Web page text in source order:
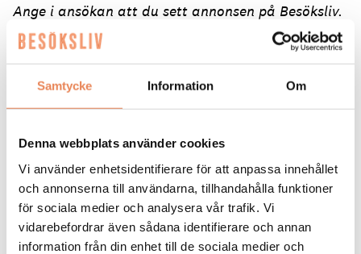
Samtycke Information Om
Denna webbplats använder cookies
Vi använder enhetsidentifierare för att anpassa innehållet
och annonserna till användarna, tillhandahålla funktioner
för sociala medier och analysera vår trafik. Vi
vidarebefordrar även sådana identifierare och annan
information från din enhet till de sociala medier och
Ange i ansökan att du sett annonsen på Besöksliv.
Se även alla våra lediga jobb på Besöksliv Jobb
på Facebook
FLER LEDIGA JOBB